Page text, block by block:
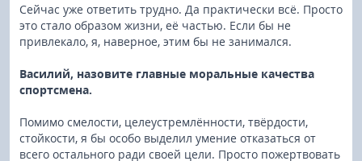
Сейчас уже ответить трудно. Да практически всё. Просто
это стало образом жизни, её частью. Если бы не
привлекало, я, наверное, этим бы не занимался.
Василий, назовите главные моральные качества
спортсмена.
Помимо смелости, целеустремлённости, твёрдости,
стойкости, я бы особо выделил умение отказаться от
всего остального ради своей цели. Просто пожертвовать